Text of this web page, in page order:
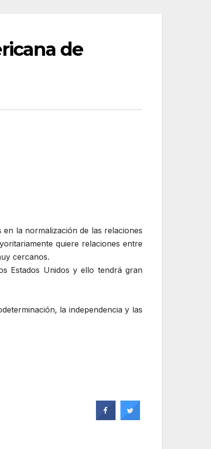
de
la normalización de las relaciones
quiere relaciones entre
cercanos.
Estados Unidos y ello tendrá gran
la independencia y las